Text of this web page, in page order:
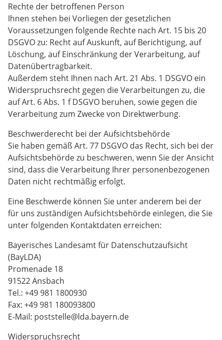
Rechte der betroffenen Person
Ihnen stehen bei Vorliegen der gesetzlichen
Voraussetzungen folgende Rechte nach Art. 15 bis 20
DSGVO zu: Recht auf Auskunft, auf Berichtigung, auf
Löschung, auf Einschränkung der Verarbeitung, auf
Datenübertragbarkeit.
Außerdem steht Ihnen nach Art. 21 Abs. 1 DSGVO ein
Widerspruchsrecht gegen die Verarbeitungen zu, die
auf Art. 6 Abs. 1 f DSGVO beruhen, sowie gegen die
Verarbeitung zum Zwecke von Direktwerbung.
Beschwerderecht bei der Aufsichtsbehörde
Sie haben gemäß Art. 77 DSGVO das Recht, sich bei der
Aufsichtsbehörde zu beschweren, wenn Sie der Ansicht
sind, dass die Verarbeitung Ihrer personenbezogenen
Daten nicht rechtmäßig erfolgt.
Eine Beschwerde können Sie unter anderem bei der
für uns zuständigen Aufsichtsbehörde einlegen, die Sie
unter folgenden Kontaktdaten erreichen:
Bayerisches Landesamt für Datenschutzaufsicht
(BayLDA)
Promenade 18
91522 Ansbach
Tel.: +49 981 1800930
Fax: +49 981 180093800
E-Mail: poststelle@lda.bayern.de
Widerspruchsrecht